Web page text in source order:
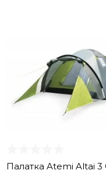
Палатка Atemi Altai 3